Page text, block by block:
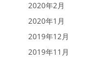
2020年2月
2020年1月
2019年12月
2019年11月